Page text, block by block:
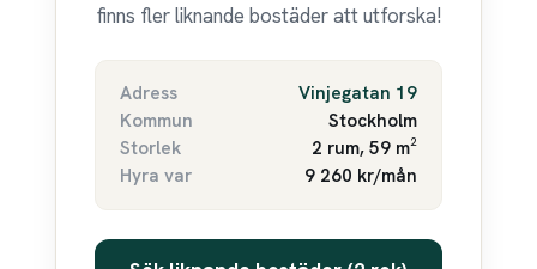
finns fler liknande bostäder att utforska!
Adress
Vinjegatan 19
Kommun
Stockholm
Storlek
2 rum, 59 m²
Hyra var
9 260 kr/mån